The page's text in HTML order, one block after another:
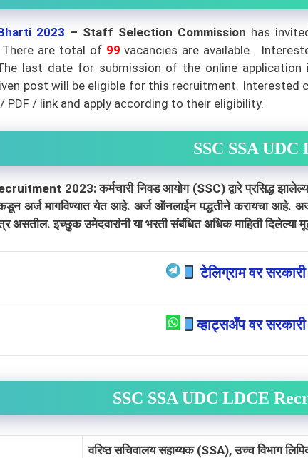
2023 – Staff Selection Commission has
There are total of 99 vacancies are available.
last date for submission of the online application
post will be eligible for this recruitment.
/ link and apply according to their eligibility.
SSC SSA UDC
2023: कर्मचारी निवड आयोग (SSC) द्वारे प्रसिद्ध
अर्ज मागविण्यात येत आहे. अर्ज ऑनलाईन पद्धतीने करायचा आहे.
असतील. इच्छुक उमेदवारांनी या भरती संबंधित अधिक माहिती
टेलिग्राम वर
व्हाट्सअँप वर
SSC SSA UDC LDCE
वरिष्ठ सचिवालय सहाय्यक (SSA), उच्च विभाग